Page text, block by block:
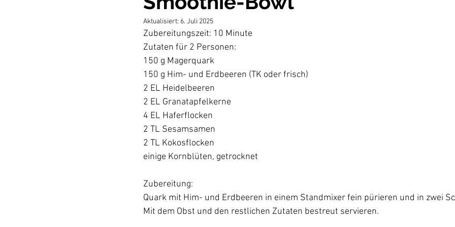
Aktualisiert: 6. Juli 2025
Zubereitungszeit: 10 Minute
Zutaten für 2 Personen:
150 g Magerquark
150 g Him- und Erdbeeren (TK oder frisch)
2 EL Heidelbeeren
2 EL Granatapfelkerne
4 EL Haferflocken
2 TL Sesamsamen
2 TL Kokosflocken
einige Kornblüten, getrocknet
Zubereitung:
Quark mit Him- und Erdbeeren in einem Standmixer fein pürieren und in zwei
Mit dem Obst und den restlichen Zutaten bestreut servieren.